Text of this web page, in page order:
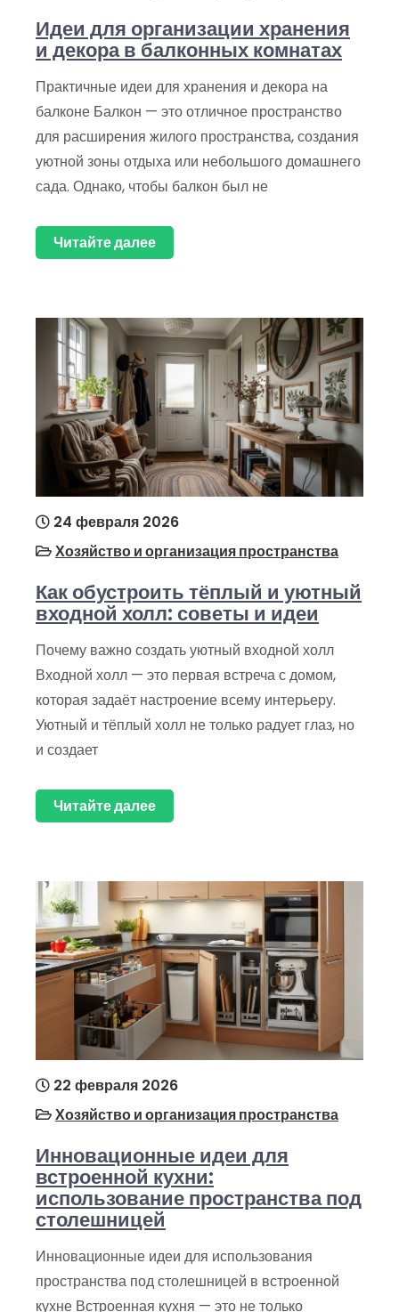
Идеи для организации хранения
и декора в балконных комнатах
Практичные идеи для хранения и декора на
балконе Балкон — это отличное пространство
для расширения жилого пространства, создания
уютной зоны отдыха или небольшого домашнего
сада. Однако, чтобы балкон был не
Читайте далее
24 февраля 2026
Хозяйство и организация пространства
Как обустроить тёплый и уютный
входной холл: советы и идеи
Почему важно создать уютный входной холл
Входной холл — это первая встреча с домом,
которая задаёт настроение всему интерьеру.
Уютный и тёплый холл не только радует глаз, но
и создает
Читайте далее
22 февраля 2026
Хозяйство и организация пространства
Инновационные идеи для
встроенной кухни:
использование пространства под
столешницей
Инновационные идеи для использования
пространства под столешницей в встроенной
кухне Встроенная кухня — это не только